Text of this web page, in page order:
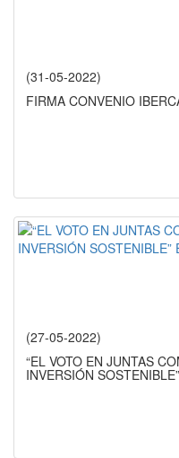
(31-05-2022)
FIRMA CONVENIO
(27-05-2022)
“EL VOTO EN JUNTAS
INVERSIÓN